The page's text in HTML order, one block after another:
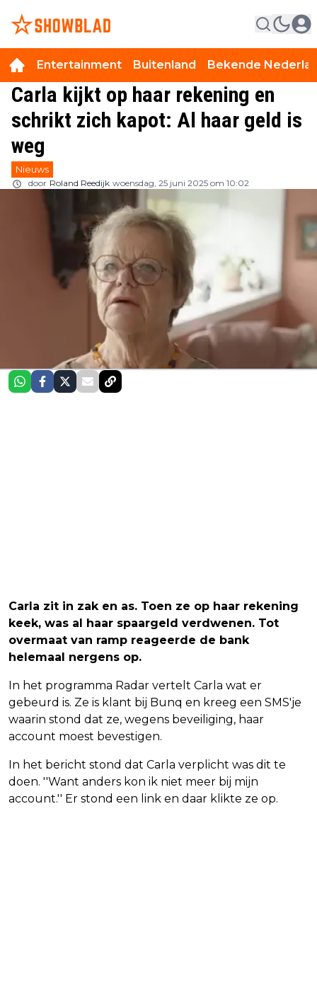
Entertainment Buitenland Bekende
Carla kijkt op haar rekening en
schrikt zich kapot: Al haar geld is
weg
Nieuws
door Roland Reedijk woensdag, 25 juni 2025 om 10:02
Carla zit in zak en as. Toen ze op haar rekening
keek, was al haar spaargeld verdwenen. Tot
overmaat van ramp reageerde de bank
helemaal nergens op.
In het programma Radar vertelt Carla wat er
gebeurd is. Ze is klant bij Bunq en kreeg een SMS'je
waarin stond dat ze, wegens beveiliging, haar
account moest bevestigen.
In het bericht stond dat Carla verplicht was dit te
doen. ''Want anders kon ik niet meer bij mijn
account.'' Er stond een link en daar klikte ze op.